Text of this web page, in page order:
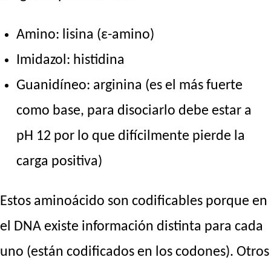
Amino: lisina (ε-amino)
Imidazol: histidina
Guanidíneo: arginina (es el más fuerte
como base, para disociarlo debe estar a
pH 12 por lo que difícilmente pierde la
carga positiva)
Estos aminoácido son codificables porque en
el DNA existe información distinta para cada
uno (están codificados en los codones). Otros